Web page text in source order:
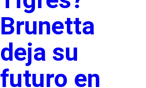
Brunetta
deja su
futuro en